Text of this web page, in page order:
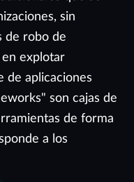
sin
de robo de
explotar
de aplicaciones
son cajas de
de forma
a los